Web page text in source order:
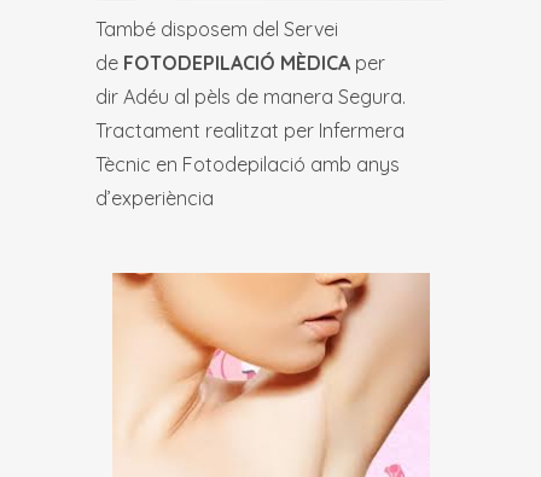
També disposem del Servei
de FOTODEPILACIÓ MÈDICA per
dir Adéu al pèls de manera Segura.
Tractament realitzat per Infermera
Tècnic en Fotodepilació amb anys
d’experiència